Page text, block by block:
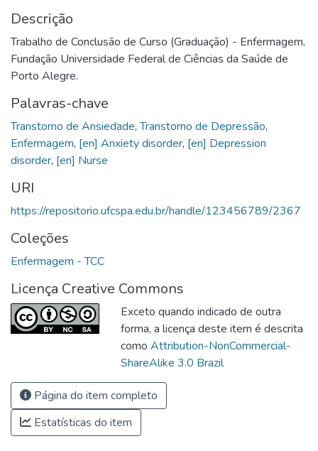
Descrição
Trabalho de Conclusão de Curso (Graduação) - Enfermagem,
Fundação Universidade Federal de Ciências da Saúde de
Porto Alegre.
Palavras-chave
Transtorno de Ansiedade,Transtorno de Depressão,
Enfermagem, [en] Anxiety disorder, [en] Depression
disorder, [en] Nurse
URI
https://repositorio.ufcspa.edu.br/handle/123456789/2367
Coleções
Enfermagem - TCC
Licença Creative Commons
Exceto quando indicado de outra
forma, a licença deste item é descrita
como Attribution-NonCommercial-
ShareAlike 3.0 Brazil
Página do item completo
Estatísticas do item